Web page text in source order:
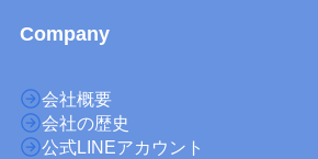
Company
会社概要
会社の歴史
公式LINEアカウント